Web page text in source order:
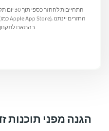
בהתאם לתקנון של אותה חנות.
הגנה מפני תוכנות